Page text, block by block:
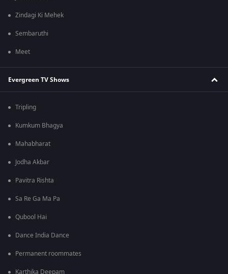
Zindagi Ki Mehek
Sembaruthi
Meet
Evergreen TV Shows
Tripling
Kumkum Bhagya
Mahabharat
Jodha Akbar
Pavitra Rishta
Sa Re Ga Ma Pa
Qubool Hai
Dance India Dance
Permanent roommates
Karthika Deepam